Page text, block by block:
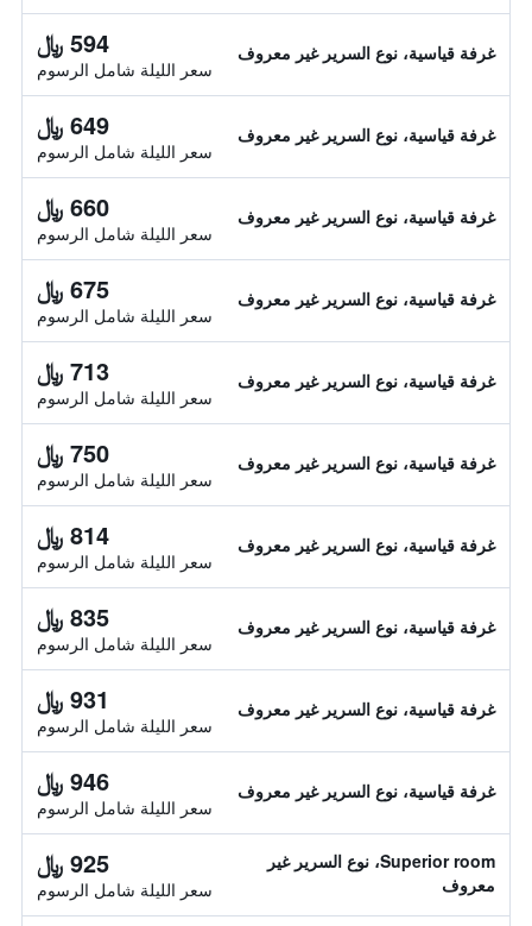
غرفة قياسية، نوع السرير غير معروف 594 ﷼
سعر الليلة شامل الرسوم
غرفة قياسية، نوع السرير غير معروف 649 ﷼
سعر الليلة شامل الرسوم
غرفة قياسية، نوع السرير غير معروف 660 ﷼
سعر الليلة شامل الرسوم
غرفة قياسية، نوع السرير غير معروف 675 ﷼
سعر الليلة شامل الرسوم
غرفة قياسية، نوع السرير غير معروف 713 ﷼
سعر الليلة شامل الرسوم
غرفة قياسية، نوع السرير غير معروف 750 ﷼
سعر الليلة شامل الرسوم
غرفة قياسية، نوع السرير غير معروف 814 ﷼
سعر الليلة شامل الرسوم
غرفة قياسية، نوع السرير غير معروف 835 ﷼
سعر الليلة شامل الرسوم
غرفة قياسية، نوع السرير غير معروف 931 ﷼
سعر الليلة شامل الرسوم
غرفة قياسية، نوع السرير غير معروف 946 ﷼
سعر الليلة شامل الرسوم
Superior room، نوع السرير غير
معروف
925 ﷼
سعر الليلة شامل الرسوم